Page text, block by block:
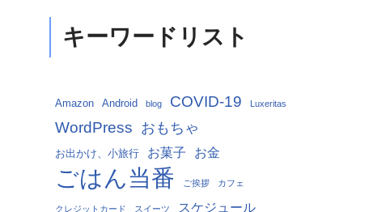
キーワードリスト
Amazon Android blog COVID-19 Luxeritas
WordPress おもちゃ
お出かけ、小旅行 お菓子 お金
ごはん当番 ご挨拶 カフェ
クレジットカード スイーツ スケジュール